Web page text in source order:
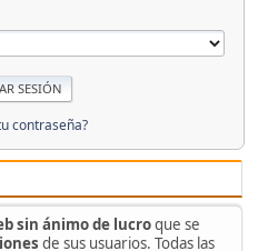
sin ánimo de lucroque se
de sus usuarios. Todas las
contraseña?